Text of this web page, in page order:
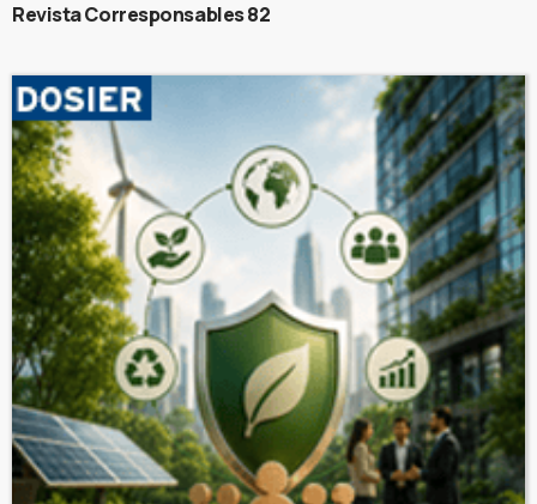
Revista Corresponsables 82